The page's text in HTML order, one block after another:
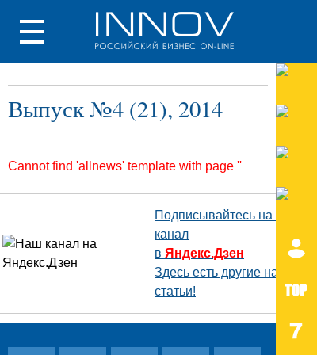
Выпуск №4 (21), 2014
Cannot find 'allnews' template with page ''
Подписывайтесь на наш
канал
в Яндекс.Дзен
Здесь есть другие наши
статьи!